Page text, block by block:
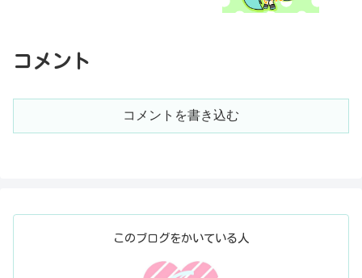
コメント
コメントを書き込む
このブログをかいている人